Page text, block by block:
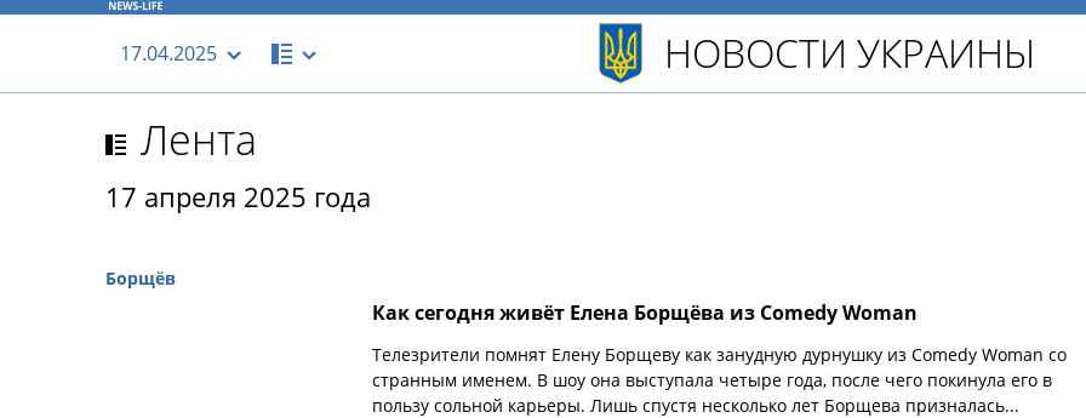
17.04.2025 НОВОСТИ УКРАИНЫ
Лента
17 апреля 2025 года
Борщёв
Как сегодня живёт Елена Борщёва из Comedy Woman
Телезрители помнят Елену Борщеву как занудную дурнушку из Comedy Woman со
странным именем. В шоу она выступала четыре года, после чего покинула его в
пользу сольной карьеры. Лишь спустя несколько лет Борщева призналась...